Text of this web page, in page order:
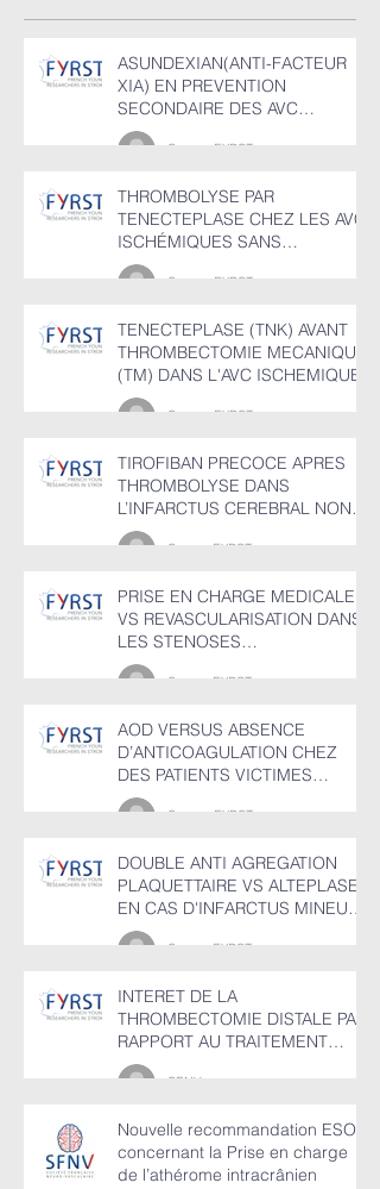
ASUNDEXIAN(ANTI-FACTEUR
XIA) EN PREVENTION
SECONDAIRE DES AVC
ISCHEMIQUES​​
Groupe FYRST
THROMBOLYSE PAR
TENECTEPLASE CHEZ LES AVC
ISCHÉMIQUES SANS
OCCLUSION DE GROS TRONC
Groupe FYRST
TENECTEPLASE (TNK) AVANT
THROMBECTOMIE MECANIQUE
(TM) DANS L'AVC ISCHEMIQUE
Groupe FYRST
TIROFIBAN PRECOCE APRES
THROMBOLYSE DANS
L’INFARCTUS CEREBRAL NON
CARDIOEMBOLIQUE
Groupr FYRST
PRISE EN CHARGE MEDICALE
VS REVASCULARISATION DANS
LES STENOSES
CAROTIDIENNES
Groupr FYRST
AOD VERSUS ABSENCE
D’ANTICOAGULATION CHEZ
DES PATIENTS VICTIMES
D’HEMORRAGIE CEREBRALE
Groupe FYRST
DOUBLE ANTI AGREGATION
PLAQUETTAIRE VS ALTEPLASE
EN CAS D'INFARCTUS MINEUR
NON INVALIDANT AVEC OU
Groupr FYRST
INTERET DE LA
THROMBECTOMIE DISTALE PAR
RAPPORT AU TRAITEMENT
MEDICAL SEUL
SFNV
Nouvelle recommandation ESO
concernant la Prise en charge
de l’athérome intracrânien